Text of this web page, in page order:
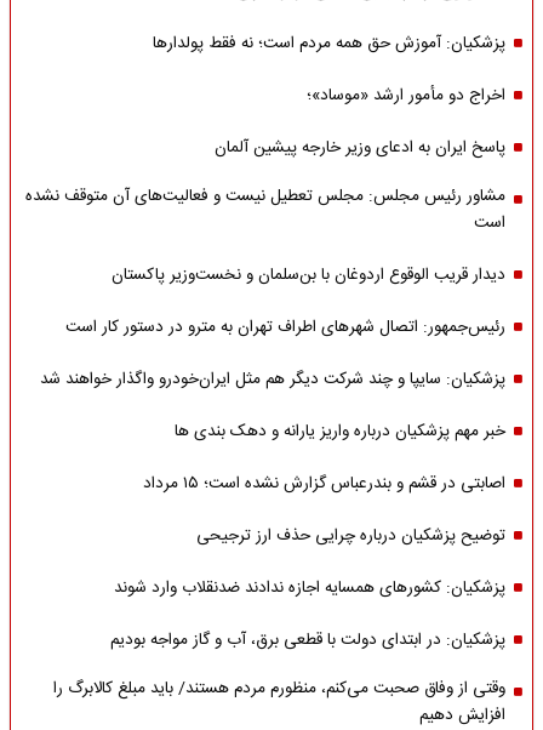
پزشکیان: آموزش حق همه مردم است؛ نه فقط پولدارها
اخراج دو مأمور ارشد «موساد»؛
پاسخ ایران به ادعای وزیر خارجه پیشین آلمان
مشاور رئیس مجلس: مجلس تعطیل نیست و فعالیت‌های آن متوقف نشده
است
دیدار قریب الوقوع اردوغان با بن‌سلمان و نخست‌وزیر پاکستان
رئیس‌جمهور: اتصال شهرهای اطراف تهران به مترو در دستور کار است
پزشکیان: سایپا و چند شرکت دیگر هم مثل ایران‌خودرو واگذار خواهند شد
خبر مهم پزشکیان درباره واریز یارانه و دهک بندی ها
اصابتی در قشم و بندرعباس گزارش نشده است؛ ۱۵ مرداد
توضیح پزشکیان درباره چرایی حذف ارز ترجیحی
پزشکیان: کشورهای همسایه اجازه ندادند ضدنقلاب وارد شوند
پزشکیان: در ابتدای دولت با قطعی برق، آب و گاز مواجه بودیم
وقتی از وفاق صحبت می‌کنم، منظورم مردم هستند/ باید مبلغ کالابرگ را
افزایش دهیم